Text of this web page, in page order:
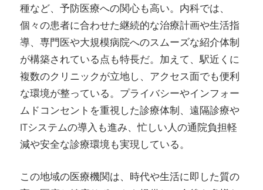
種など、予防医療への関心も高い。内科では、
個々の患者に合わせた継続的な治療計画や生活指
導、専門医や大規模病院へのスムーズな紹介体制
が構築されている点も特長だ。加えて、駅近くに
複数のクリニックが立地し、アクセス面でも便利
な環境が整っている。プライバシーやインフォー
ムドコンセントを重視した診療体制、遠隔診療や
ITシステムの導入も進み、忙しい人の通院負担軽
減や安全な診療環境も実現している。
この地域の医療機関は、時代や生活に即した質の